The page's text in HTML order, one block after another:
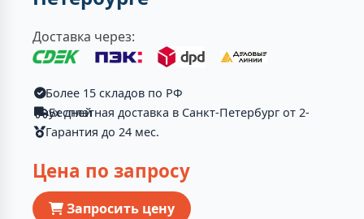
Доставка через:
Более 15 складов по РФ
Бесплатная доставка в Санкт-Петербург от 2-ух дней
Гарантия до 24 мес.
Цена по запросу
Запросить цену